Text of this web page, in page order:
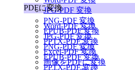
JPG-PDF 変換
PNG-PDF 変換
EPUB-PDF 変換
PPTX-PDF 変換
Excel-PDF 変換
画像をPDFに変換
PDFに変換
Word-PDF 変換
JPG-PDF 変換
PNG-PDF 変換
EPUB-PDF 変換
PPTX-PDF 変換